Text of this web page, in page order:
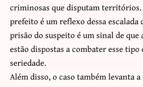
criminosas que disputam territórios.
prefeito é um reflexo dessa escalada
prisão do suspeito é um sinal de que
estão dispostas a combater esse
seriedade.
Além disso, o caso também levanta a